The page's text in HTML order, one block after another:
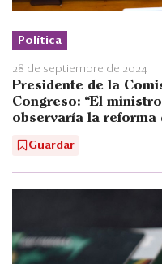
Política
28 de septiembre de 2024
Presidente de la
Congreso: “El
observaría la reforma
Guardar